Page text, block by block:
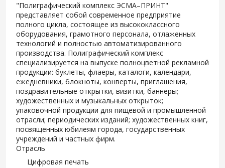
"Полиграфический комплекс ЭСМА–ПРИНТ"
представляет собой современное предприятие
полного цикла, состоящее из высококлассного
оборудования, грамотного персонала, отлаженных
технологий и полностью автоматизированного
производства. Полиграфический комплекс
специализируется на выпуске полноцветной рекламной
продукции: буклеты, флаеры, каталоги, календари,
ежедневники, блокноты, конверты, приглашения,
поздравительные открытки, визитки, баннеры;
художественных и музыкальных открыток;
упаковочной продукции для пищевой и промышленной
отрасли; периодических изданий; художественных книг,
посвященных юбилеям города, государственных
учреждений и частных фирм.
Отрасль
Цифровая печать